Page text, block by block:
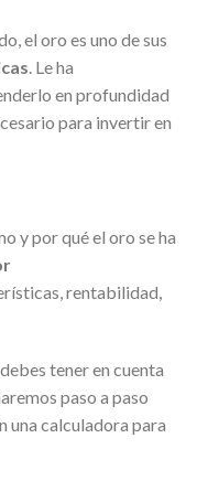
el oro es uno de sus
. Le ha
en profundidad
para invertir en
y por qué el oro se ha
rentabilidad,
tener en cuenta
paso a paso
una calculadora para